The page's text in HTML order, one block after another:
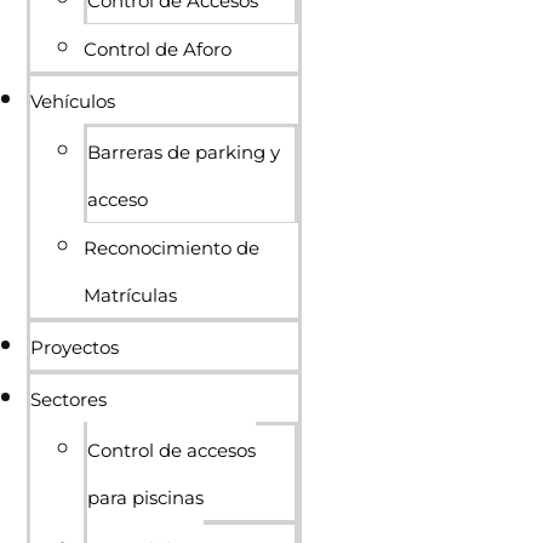
Control de Aforo
Vehículos
Barreras de parking y
acceso
Reconocimiento de
Matrículas
Proyectos
Sectores
Control de accesos
para piscinas